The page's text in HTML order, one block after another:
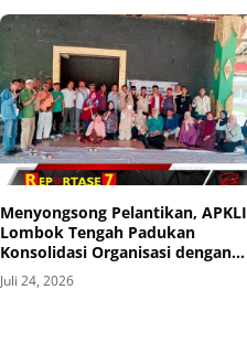
Menyongsong Pelantikan, APKLI
Lombok Tengah Padukan
Konsolidasi Organisasi dengan
Kepedulian Sosial
Juli 24, 2026